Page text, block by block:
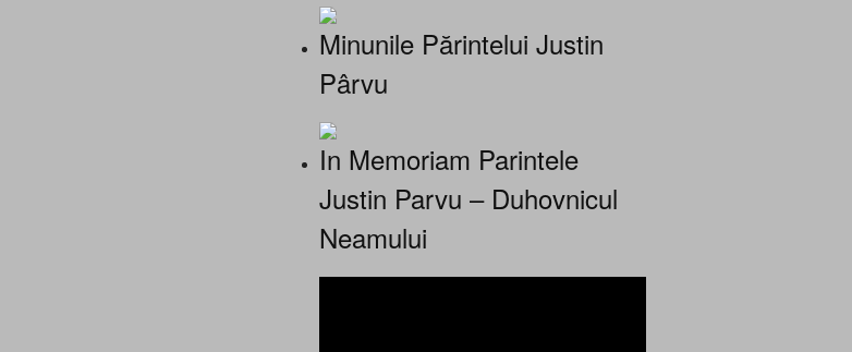
Minunile Părintelui Justin
Pârvu
In Memoriam Parintele
Justin Parvu – Duhovnicul
Neamului